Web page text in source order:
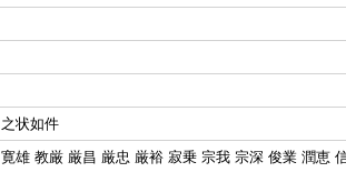
之状如件
寛雄 教厳 厳昌 厳忠 厳裕 寂乗 宗我 宗深 俊業 潤恵